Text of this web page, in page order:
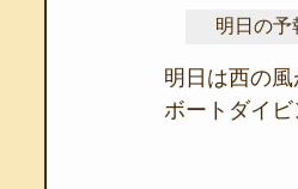
明日の予
明日は西の風
ボートダイビ